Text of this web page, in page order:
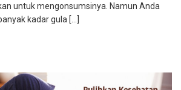
untuk mengonsumsinya. Namun Anda
kadar gula […]